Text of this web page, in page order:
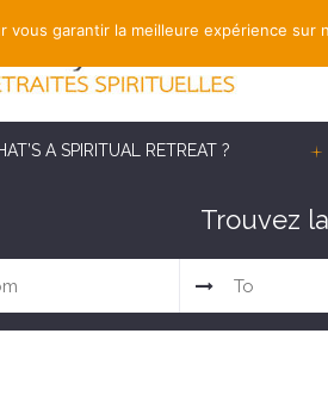
A SPIRITUAL RETREAT ?
Trouvez
vous garantir la meilleure expérience